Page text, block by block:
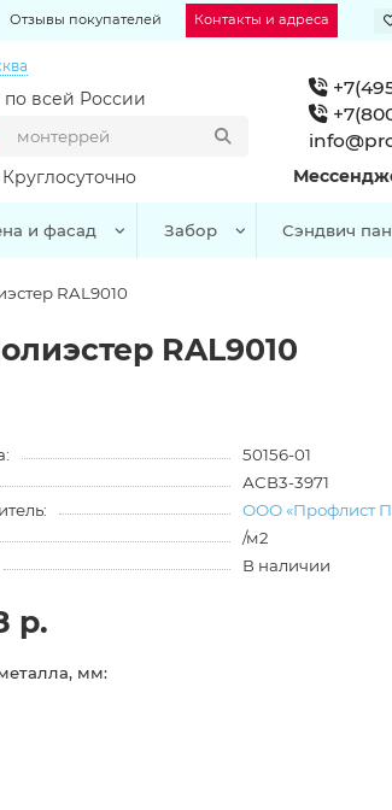
Отзывы покупателей Контакты и адреса
всей России
Круглосуточно
и фасад Забор Сэндвич
RAL9010
RAL9010
50156-01
АСВ3-3971
ООО «Профлист
/м2
В наличии
р.
мм: